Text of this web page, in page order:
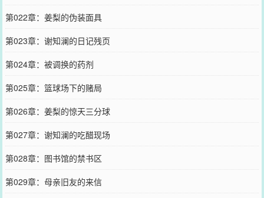
第022章：姜梨的伪装面具
第023章：谢知澜的日记残页
第024章：被调换的药剂
第025章：篮球场下的赌局
第026章：姜梨的惊天三分球
第027章：谢知澜的吃醋现场
第028章：图书馆的禁书区
第029章：母亲旧友的来信